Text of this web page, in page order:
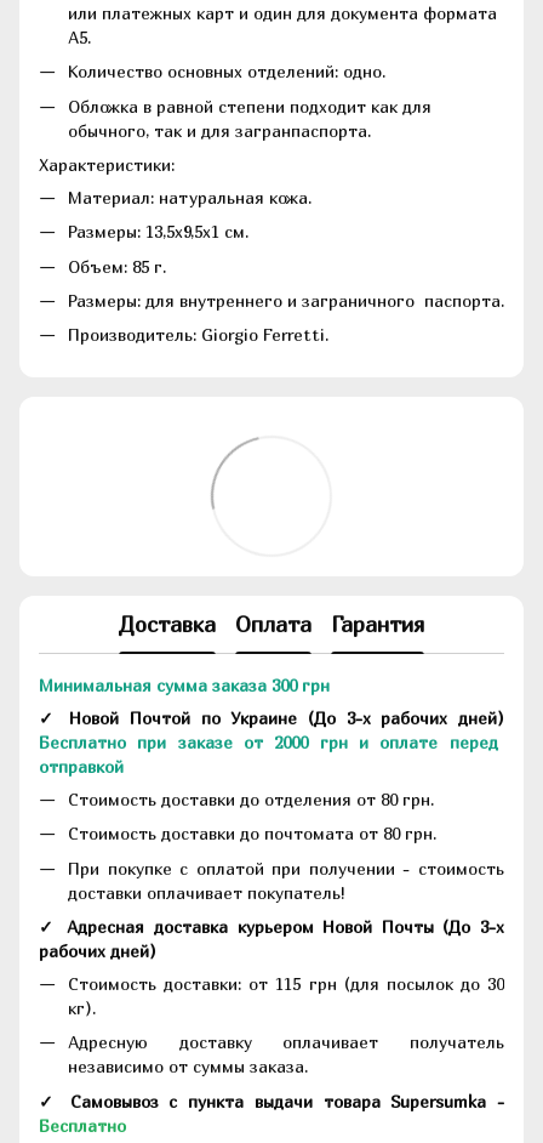
или платежных карт и один для документа формата
А5.
Количество основных отделений: одно.
Обложка в равной степени подходит как для
обычного, так и для загранпаспорта.
Характеристики:
Материал: натуральная кожа.
Размеры: 13,5х9,5х1 см.
Объем: 85 г.
Размеры: для внутреннего и заграничного паспорта.
Производитель: Giorgio Ferretti.
Доставка Оплата Гарантия
Минимальная сумма заказа 300 грн
✓ Новой Почтой по Украине (До 3-х рабочих дней)
Бесплатно при заказе от 2000 грн и оплате перед
отправкой
Стоимость доставки до отделения от 80 грн.
Стоимость доставки до почтомата от 80 грн.
При покупке с оплатой при получении - стоимость
доставки оплачивает покупатель!
✓ Адресная доставка курьером Новой Почты (До 3-х
рабочих дней)
Стоимость доставки: от 115 грн (для посылок до 30
кг).
Адресную доставку оплачивает получатель
независимо от суммы заказа.
✓ Самовывоз с пункта выдачи товара Supersumka -
Бесплатно